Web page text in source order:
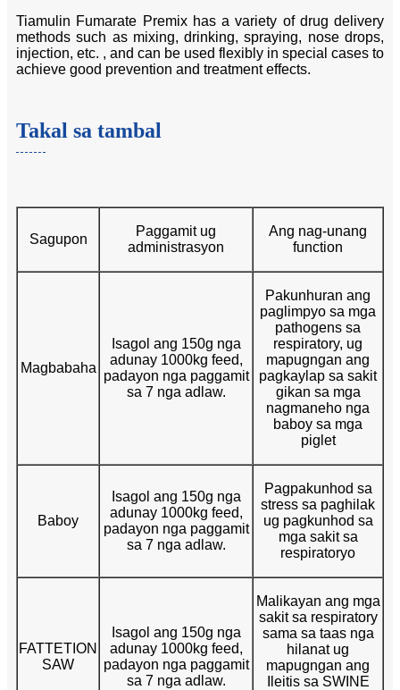
Tiamulin Fumarate Premix has a variety of drug delivery
methods such as mixing, drinking, spraying, nose drops,
injection, etc. , and can be used flexibly in special cases to
achieve good prevention and treatment effects.
Takal sa tambal
Sagupon
Paggamit ug
administrasyon
Ang nag-unang
function
Magbabaha
Isagol ang 150g nga
adunay 1000kg feed,
padayon nga paggamit
sa 7 nga adlaw.
Pakunhuran ang
paglimpyo sa mga
pathogens sa
respiratory, ug
mapugngan ang
pagkaylap sa sakit
gikan sa mga
nagmaneho nga
baboy sa mga
piglet
Baboy
Isagol ang 150g nga
adunay 1000kg feed,
padayon nga paggamit
sa 7 nga adlaw.
Pagpakunhod sa
stress sa paghilak
ug pagkunhod sa
mga sakit sa
respiratoryo
FATTETION
SAW
Isagol ang 150g nga
adunay 1000kg feed,
padayon nga paggamit
sa 7 nga adlaw.
Malikayan ang mga
sakit sa respiratory
sama sa taas nga
hilanat ug
mapugngan ang
Ileitis sa SWINE